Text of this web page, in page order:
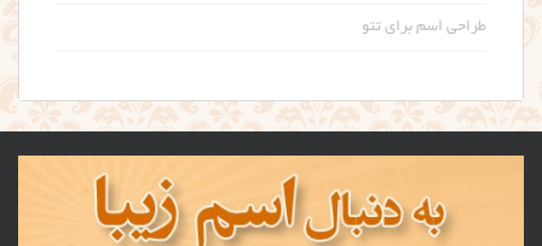
طراحی اسم برای تتو